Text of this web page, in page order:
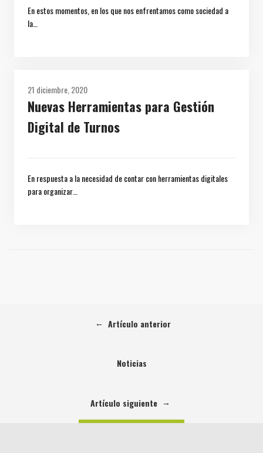
En estos momentos, en los que nos enfrentamos como sociedad a
la…
21 diciembre, 2020
Nuevas Herramientas para Gestión
Digital de Turnos
En respuesta a la necesidad de contar con herramientas digitales
para organizar…
← Artículo anterior
Noticias
Artículo siguiente →